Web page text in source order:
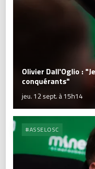
Olivier Dall'Oglio :
conquérants"
jeu. 12 sept. à 15h14
#ASSELOSC